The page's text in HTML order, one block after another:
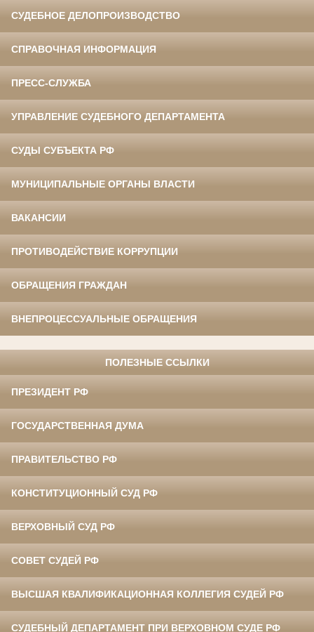
СУДЕБНОЕ ДЕЛОПРОИЗВОДСТВО
СПРАВОЧНАЯ ИНФОРМАЦИЯ
ПРЕСС-СЛУЖБА
УПРАВЛЕНИЕ СУДЕБНОГО ДЕПАРТАМЕНТА
СУДЫ СУБЪЕКТА РФ
МУНИЦИПАЛЬНЫЕ ОРГАНЫ ВЛАСТИ
ВАКАНСИИ
ПРОТИВОДЕЙСТВИЕ КОРРУПЦИИ
ОБРАЩЕНИЯ ГРАЖДАН
ВНЕПРОЦЕССУАЛЬНЫЕ ОБРАЩЕНИЯ
ПОЛЕЗНЫЕ ССЫЛКИ
ПРЕЗИДЕНТ РФ
ГОСУДАРСТВЕННАЯ ДУМА
ПРАВИТЕЛЬСТВО РФ
КОНСТИТУЦИОННЫЙ СУД РФ
ВЕРХОВНЫЙ СУД РФ
СОВЕТ СУДЕЙ РФ
ВЫСШАЯ КВАЛИФИКАЦИОННАЯ КОЛЛЕГИЯ СУДЕЙ РФ
СУДЕБНЫЙ ДЕПАРТАМЕНТ ПРИ ВЕРХОВНОМ СУДЕ РФ